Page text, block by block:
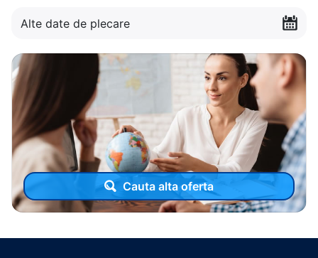
Alte date de plecare
Cauta alta oferta